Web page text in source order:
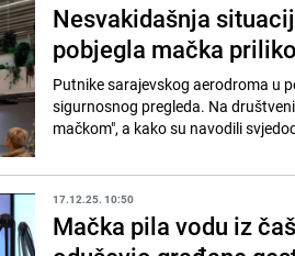
Nesvakidašnja
pobjegla mačka
Putnike sarajevskog aerodroma u
sigurnosnog pregleda. Na
mačkom", a kako su navodili
17.12.25. 10:50
Mačka pila vodu iz